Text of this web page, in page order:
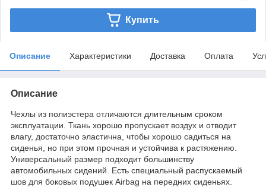
Купить
Описание Характеристики Доставка Оплата
Описание
Чехлы из полиэстера отличаются длительным сроком
эксплуатации. Ткань хорошо пропускает воздух и отводит
влагу, достаточно эластична, чтобы хорошо садиться на
сиденья, но при этом прочная и устойчива к растяжению.
Универсальный размер подходит большинству
автомобильных сидений. Есть специальный распускаемый
шов для боковых подушек Airbag на передних сиденьях.